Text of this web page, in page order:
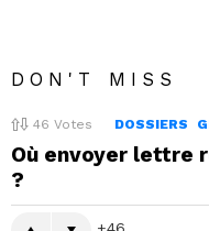
DON'T MISS
46 Votes DOSSIERS
Où envoyer lettre
?
46